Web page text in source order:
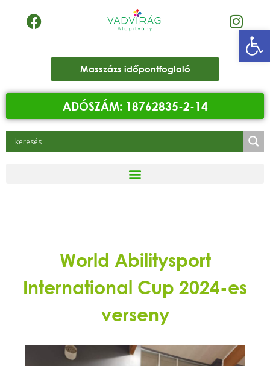
Masszázs időpontfoglaló
ADÓSZÁM: 18762835-2-14
World Abilitysport
International Cup 2024-es
verseny